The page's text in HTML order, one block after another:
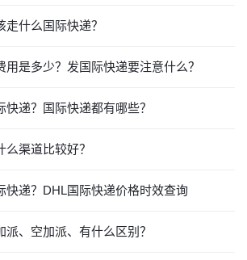
什么国际快递？
是多少？发国际快递要注意什么？
递？国际快递都有哪些？
渠道比较好？
快递？DHL国际快递价格时效查询
派、空加派、有什么区别？